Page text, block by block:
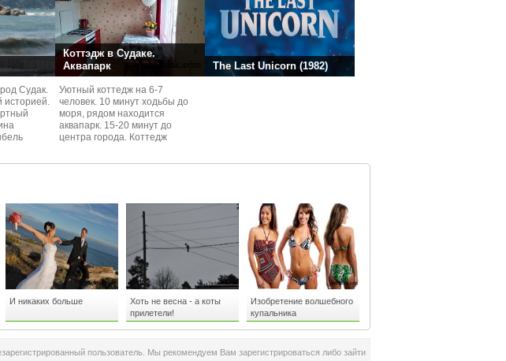
Судак.
историей.
Коттэдж в Судаке.
Аквапарк
Уютный коттедж на 6-7
человек. 10 минут ходьбы до
моря, рядом находится
аквапарк. 15-20 минут до
центра города. Коттедж
The Last Unicorn (1982)
И никаких больше
Хоть не весна - а коты
прилетели!
Изобретение волшебного
купальника
пользователь. Мы рекомендуем Вам зарегистрироваться либо зайти